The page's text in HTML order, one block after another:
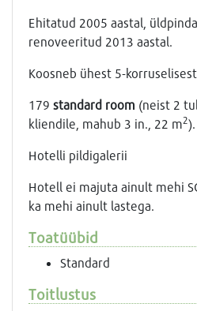
Ehitatud 2005 aastal,
renoveeritud 2013 aastal.
Koosneb ühest 5-
179 standard room (neist 2
kliendile, mahub 3 in., 22 m2).
Hotelli pildigalerii
Hotell ei majuta ainult mehi
ka mehi ainult lastega.
Toatüübid
Standard
Toitlustus